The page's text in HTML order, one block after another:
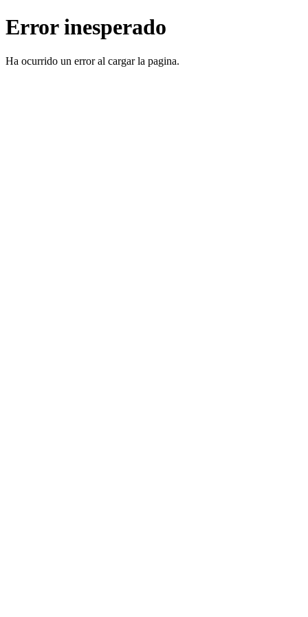
Error inesperado
Ha ocurrido un error al cargar la pagina.